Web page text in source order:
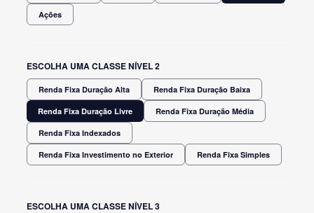
Ações
ESCOLHA UMA CLASSE NÍVEL 2
Renda Fixa Duração Alta Renda Fixa Duração Baixa
Renda Fixa Duração Livre Renda Fixa Duração Média
Renda Fixa Indexados
Renda Fixa Investimento no Exterior Renda Fixa Simples
ESCOLHA UMA CLASSE NÍVEL 3